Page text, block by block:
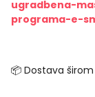
ugradbena-
programa-e-
📦 Dostava širom